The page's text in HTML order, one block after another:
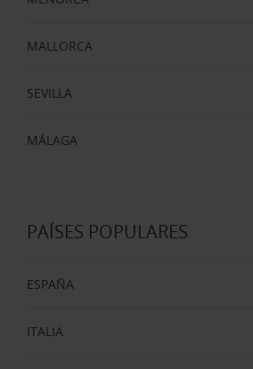
MALLORCA
SEVILLA
MÁLAGA
PAÍSES POPULARES
ESPAÑA
ITALIA